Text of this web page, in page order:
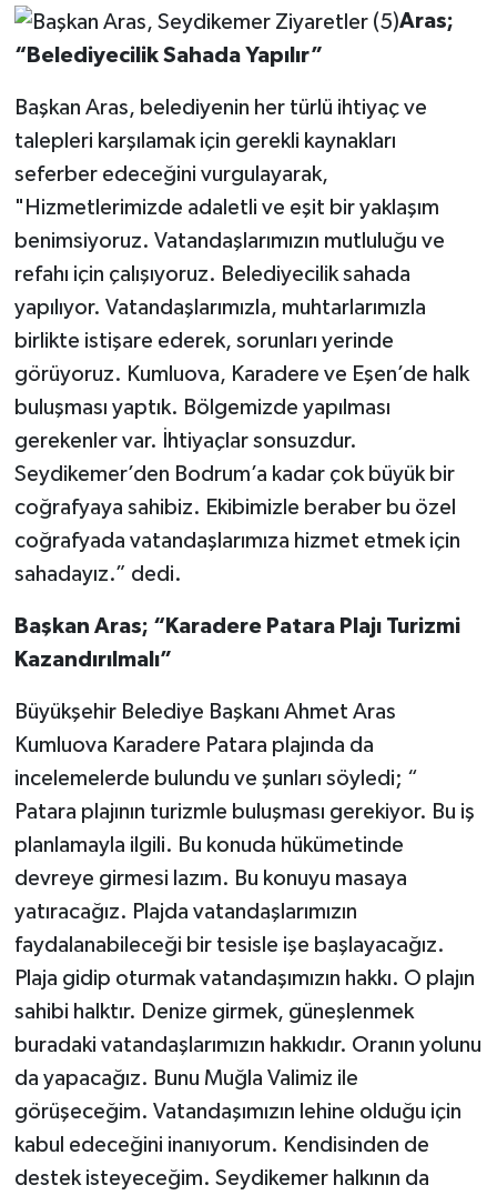
Aras;
“Belediyecilik Sahada Yapılır”
Başkan Aras, belediyenin her türlü ihtiyaç ve
talepleri karşılamak için gerekli kaynakları
seferber edeceğini vurgulayarak,
"Hizmetlerimizde adaletli ve eşit bir yaklaşım
benimsiyoruz. Vatandaşlarımızın mutluluğu ve
refahı için çalışıyoruz. Belediyecilik sahada
yapılıyor. Vatandaşlarımızla, muhtarlarımızla
birlikte istişare ederek, sorunları yerinde
görüyoruz. Kumluova, Karadere ve Eşen’de halk
buluşması yaptık. Bölgemizde yapılması
gerekenler var. İhtiyaçlar sonsuzdur.
Seydikemer’den Bodrum’a kadar çok büyük bir
coğrafyaya sahibiz. Ekibimizle beraber bu özel
coğrafyada vatandaşlarımıza hizmet etmek için
sahadayız.” dedi.
Başkan Aras; “Karadere Patara Plajı Turizmi
Kazandırılmalı”
Büyükşehir Belediye Başkanı Ahmet Aras
Kumluova Karadere Patara plajında da
incelemelerde bulundu ve şunları söyledi; “
Patara plajının turizmle buluşması gerekiyor. Bu iş
planlamayla ilgili. Bu konuda hükümetinde
devreye girmesi lazım. Bu konuyu masaya
yatıracağız. Plajda vatandaşlarımızın
faydalanabileceği bir tesisle işe başlayacağız.
Plaja gidip oturmak vatandaşımızın hakkı. O plajın
sahibi halktır. Denize girmek, güneşlenmek
buradaki vatandaşlarımızın hakkıdır. Oranın yolunu
da yapacağız. Bunu Muğla Valimiz ile
görüşeceğim. Vatandaşımızın lehine olduğu için
kabul edeceğini inanıyorum. Kendisinden de
destek isteyeceğim. Seydikemer halkının da